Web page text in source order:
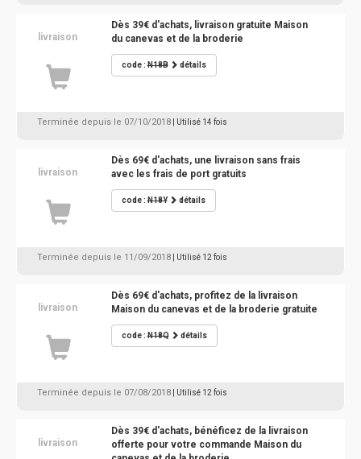
livraison
Dès 39€ d'achats, livraison gratuite Maison
du canevas et de la broderie
code :N18B détails
Terminée depuis le 07/10/2018 | Utilisé 14 fois
livraison
Dès 69€ d'achats, une livraison sans frais
avec les frais de port gratuits
code :N18Y détails
Terminée depuis le 11/09/2018 | Utilisé 12 fois
livraison
Dès 69€ d'achats, profitez de la livraison
Maison du canevas et de la broderie gratuite
code :N18Q détails
Terminée depuis le 07/08/2018 | Utilisé 12 fois
livraison
Dès 39€ d'achats, bénéficez de la livraison
offerte pour votre commande Maison du